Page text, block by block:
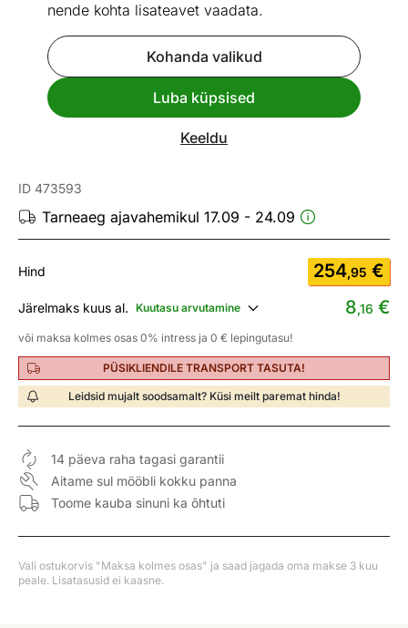
nende kohta lisateavet vaadata.
Kohanda valikud
Luba küpsised
Keeldu
Vaata sarnaseid
ID 473593
Tarneaeg ajavahemikul 17.09 - 24.09
Hind 254,95 €
Järelmaks kuus al. Kuutasu arvutamine 8,16 €
või maksa kolmes osas 0% intress ja 0 € lepingutasu!
PÜSIKLIENDILE TRANSPORT TASUTA!
Leidsid mujalt soodsamalt? Küsi meilt paremat hinda!
14 päeva raha tagasi garantii
Aitame sul mööbli kokku panna
Toome kauba sinuni ka õhtuti
Vali ostukorvis "Maksa kolmes osas" ja saad jagada oma makse 3 kuu
peale. Lisatasusid ei kaasne.